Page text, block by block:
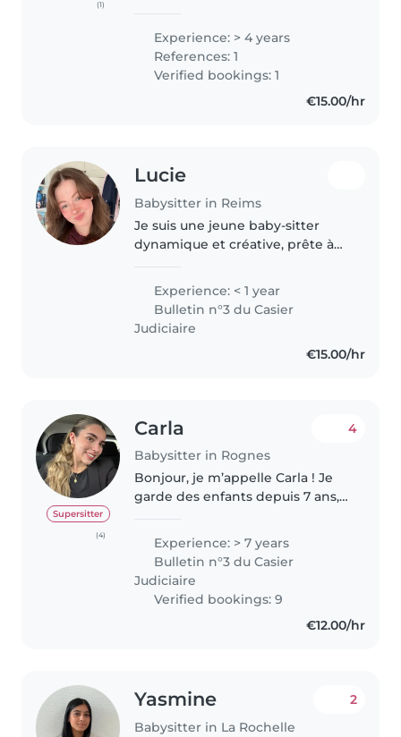
(1)
de tout âge, des bambins aux
adolescents. Drôle, attentive et
empathique, je saurai m'adapter
à vos besoins...
Experience: > 4 years
References: 1
Verified bookings: 1
€15.00/hr
Lucie
Babysitter in Reims
Je suis une jeune baby-sitter
dynamique et créative, prête à
couramment le français, l'anglais,
aussi je me débrouille bien en..
Experience: < 1 year
Bulletin n°3 du Casier
Judiciaire
€15.00/hr
Supersitter
(4)
Carla
Babysitter in Rognes
4
Bonjour, je m’appelle Carla ! Je
garde des enfants depuis 7 ans,
sorties d’école ou des week-
ends. Douce, sérieuse et à
l’écoute, je m’adapte facilement..
Experience: > 7 years
Bulletin n°3 du Casier
Judiciaire
Verified bookings: 9
€12.00/hr
Yasmine
Babysitter in La Rochelle
2